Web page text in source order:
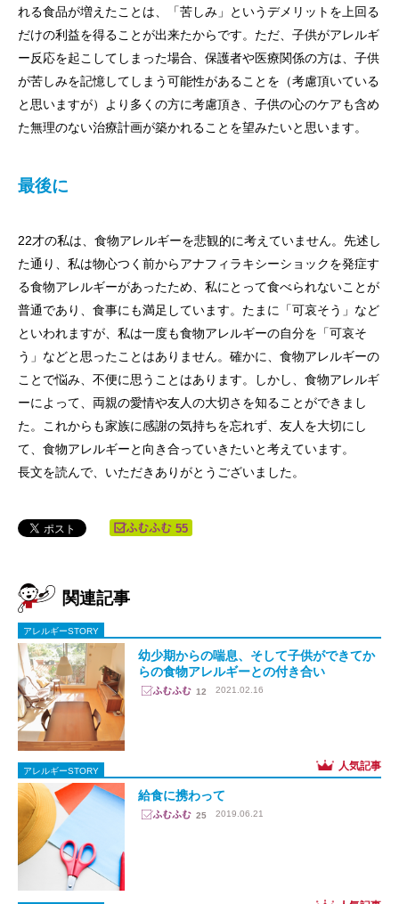
れる食品が増えたことは、「苦しみ」というデメリットを上回る
だけの利益を得ることが出来たからです。ただ、子供がアレルギ
ー反応を起こしてしまった場合、保護者や医療関係の方は、子供
が苦しみを記憶してしまう可能性があることを（考慮頂いている
と思いますが）より多くの方に考慮頂き、子供の心のケアも含め
た無理のない治療計画が築かれることを望みたいと思います。
最後に
22才の私は、食物アレルギーを悲観的に考えていません。先述し
た通り、私は物心つく前からアナフィラキシーショックを発症す
る食物アレルギーがあったため、私にとって食べられないことが
普通であり、食事にも満足しています。たまに「可哀そう」など
といわれますが、私は一度も食物アレルギーの自分を「可哀そ
う」などと思ったことはありません。確かに、食物アレルギーの
ことで悩み、不便に思うことはあります。しかし、食物アレルギ
ーによって、両親の愛情や友人の大切さを知ることができまし
た。これからも家族に感謝の気持ちを忘れず、友人を大切にし
て、食物アレルギーと向き合っていきたいと考えています。
長文を読んで、いただきありがとうございました。
55
関連記事
アレルギーSTORY
幼少期からの喘息、そして子供ができてか
らの食物アレルギーとの付き合い
12 2021.02.16
アレルギーSTORY
給食に携わって
25 2019.06.21